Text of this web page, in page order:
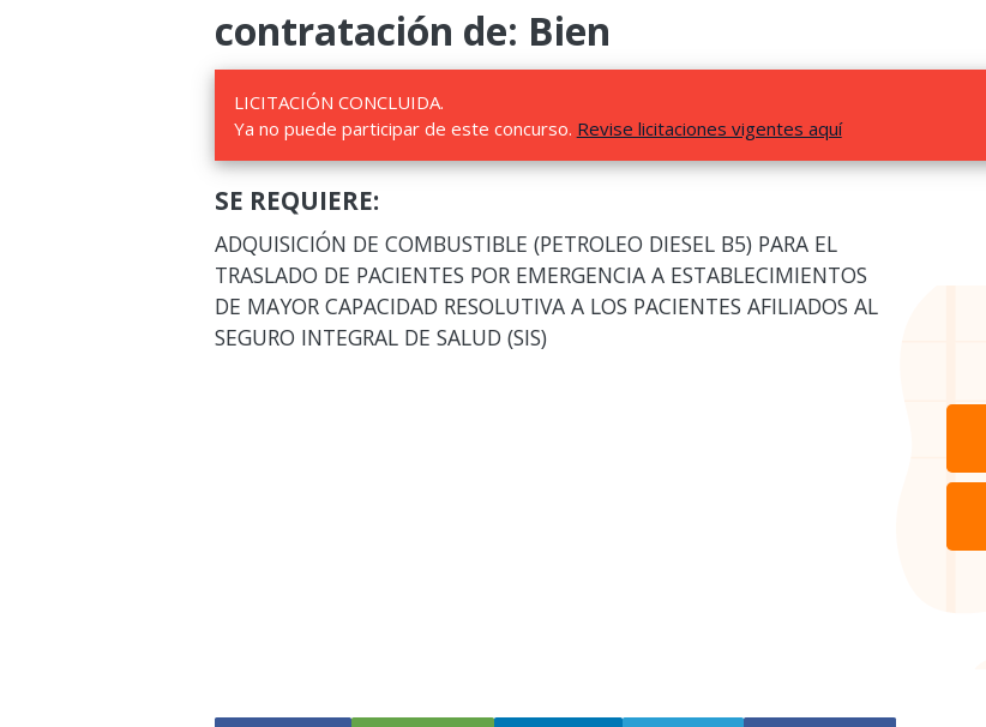
contratación de: Bien
LICITACIÓN CONCLUIDA.
Ya no puede participar de este concurso. Revise licitaciones vigentes aquí
SE REQUIERE:
ADQUISICIÓN DE COMBUSTIBLE (PETROLEO DIESEL B5) PARA EL
TRASLADO DE PACIENTES POR EMERGENCIA A ESTABLECIMIENTOS
DE MAYOR CAPACIDAD RESOLUTIVA A LOS PACIENTES AFILIADOS AL
SEGURO INTEGRAL DE SALUD (SIS)